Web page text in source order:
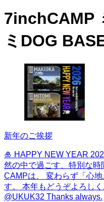
7inchCAMP
ミDOG
新年のご挨拶
🎍 HAPPY NEW YEAR
然の中で過ごす、特別な
CAMPは、 変わらず「心
す。 本年もどうぞよろし
@UKUK32 Thanks always.